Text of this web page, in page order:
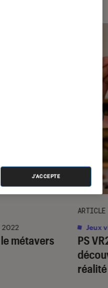
le métavers
2022
PS
ARTICLE
Jeux
J'ACCEPTE